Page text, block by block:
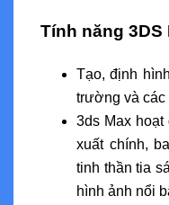
Tính năng 3DS
Tạo, định
trường và các
3ds Max
xuất chính,
tinh thần tia
hình ảnh nổi